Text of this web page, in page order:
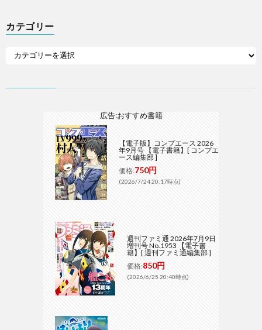
カテゴリー
広告:おすすめ書籍
【電子版】コンプエース 2026
年9月号 【電子書籍】[ コンプエ
ース編集部 ]
価格:750円
(2026/7/24 20:17時点)
週刊ファミ通 2026年7月9日
増刊号 No.1953 【電子書
籍】[ 週刊ファミ通編集部 ]
価格:850円
(2026/6/25 20:40時点)